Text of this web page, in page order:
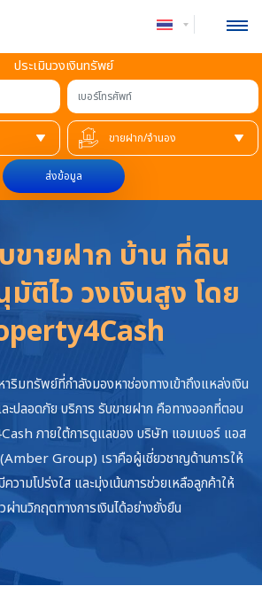
ประเมินวงเงินทรัพย์
เบอร์โทรศัพท์
ส่งข้อมูล
ขายฝาก บ้าน ที่ดิน
ติไว วงเงินสูง โดย
ริมทรัพย์ที่กำลังมองหาช่องทางเข้าถึงแหล่งเงิน
ะปลอดภัย บริการ รับขายฝาก คือทางออกที่ตอบ
ภายใต้การดูแลของ บริษัท แอมเบอร์ แอส
(Amber Group) เราคือผู้เชี่ยวชาญด้านการให้
วามโปร่งใส และมุ่งเน้นการช่วยเหลือลูกค้าให้
ผ่านวิกฤตทางการเงินได้อย่างยั่งยืน